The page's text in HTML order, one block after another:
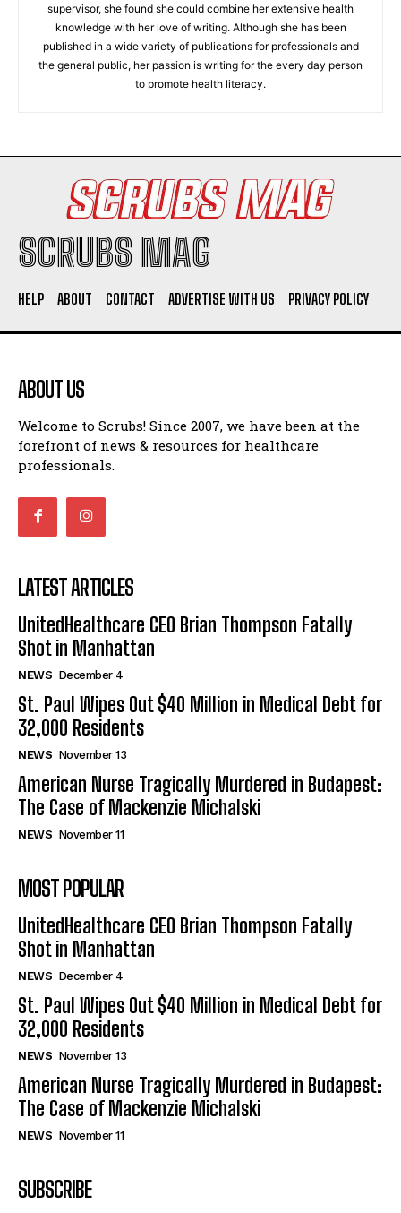
supervisor, she found she could combine her extensive health
knowledge with her love of writing. Although she has been
published in a wide variety of publications for professionals and
the general public, her passion is writing for the every day person
to promote health literacy.
SCRUBS MAG
HELP ABOUT CONTACT ADVERTISE WITH US PRIVACY POLICY
ABOUT US
Welcome to Scrubs! Since 2007, we have been at the
forefront of news & resources for healthcare
professionals.
LATEST ARTICLES
UnitedHealthcare CEO Brian Thompson Fatally
Shot in Manhattan
NEWS December 4
St. Paul Wipes Out $40 Million in Medical Debt for
32,000 Residents
NEWS November 13
American Nurse Tragically Murdered in Budapest:
The Case of Mackenzie Michalski
NEWS November 11
MOST POPULAR
UnitedHealthcare CEO Brian Thompson Fatally
Shot in Manhattan
NEWS December 4
St. Paul Wipes Out $40 Million in Medical Debt for
32,000 Residents
NEWS November 13
American Nurse Tragically Murdered in Budapest:
The Case of Mackenzie Michalski
NEWS November 11
SUBSCRIBE